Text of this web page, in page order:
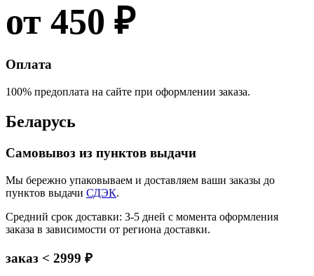
от 450 ₽
Оплата
100% предоплата на сайте при оформлении заказа.
Беларусь
Самовывоз из пунктов выдачи
Мы бережно упаковываем и доставляем ваши заказы до
пунктов выдачи СДЭК.
Средний срок доставки: 3-5 дней с момента оформления
заказа в зависимости от региона доставки.
заказ < 2999 ₽